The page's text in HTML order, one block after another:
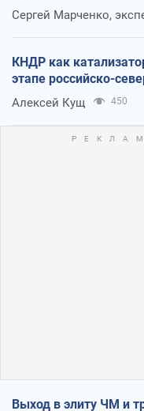
Сергей Марченко,
КНДР как
этапе российско-
Алексей Кущ 450
Выход в элиту ЧМ и